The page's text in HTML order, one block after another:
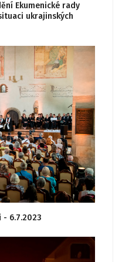
Ekumenické rady
ukrajinských
- 6.7.2023